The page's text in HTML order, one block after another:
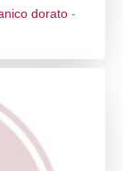
dorato -